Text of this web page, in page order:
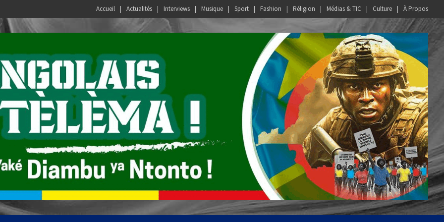
Accueil Actualités Interviews Musique Sport Fashion Réligion Médias & TIC Culture À Propos